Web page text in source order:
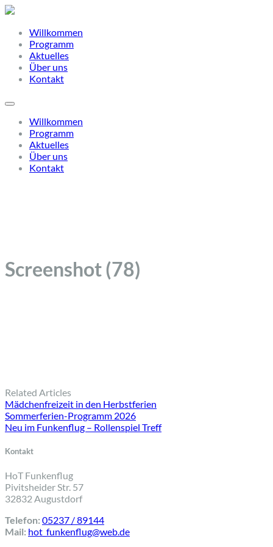
Willkommen
Programm
Aktuelles
Über uns
Kontakt
Willkommen
Programm
Aktuelles
Über uns
Kontakt
Screenshot (78)
Related Articles
Mädchenfreizeit in den Herbstferien
Sommerferien-Programm 2026
Neu im Funkenflug – Rollenspiel Treff
Kontakt
HoT Funkenflug
Pivitsheider Str. 57
32832 Augustdorf
Telefon: 05237 / 89144
Mail: hot_funkenflug@web.de